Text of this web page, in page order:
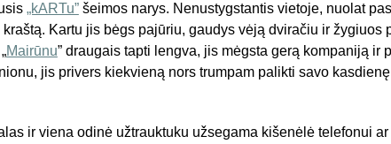
„kARTu”šeimos narys. Nenustygstantis vietoje, nuolat
Kartu jis bėgs pajūriu, gaudys vėją dviračiu ir žygiuos
Mairūnu” draugais tapti lengva, jis mėgsta gerą kompaniją ir
jis privers kiekvieną nors trumpam palikti savo
ir viena odinė užtrauktuku užsegama kišenėlė telefonui ar